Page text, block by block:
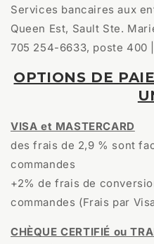
Services bancaires aux
Queen Est, Sault Ste.
705 254-6633, poste 400 |
OPTIONS DE
VISA et MASTERCARD
des frais de 2,9 % sont
commandes
+2% de frais de
commandes (Frais par
CHÈQUE CERTIFIÉ ou